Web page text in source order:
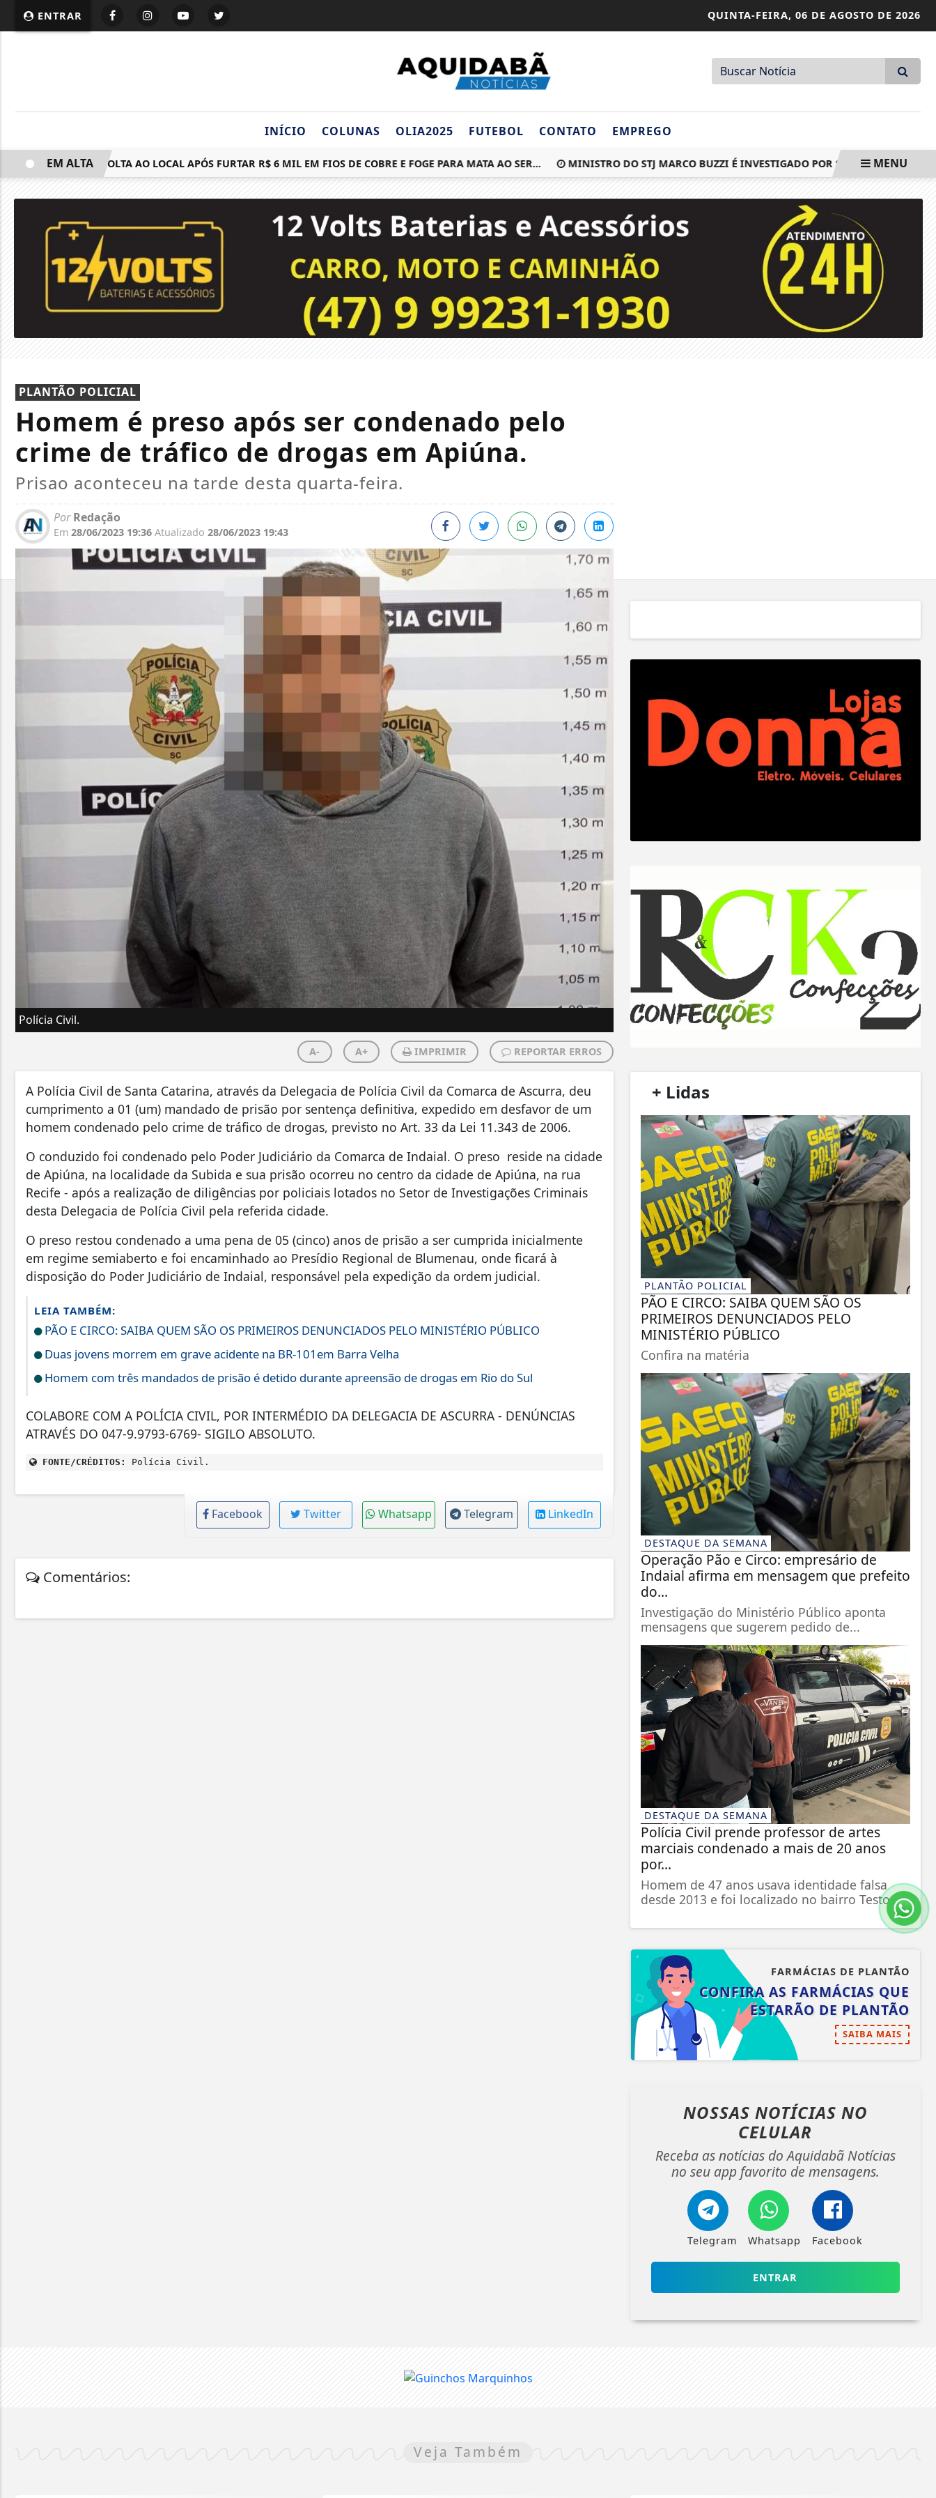
ENTRAR QUINTA-FEIRA, 06 DE AGOSTO DE 2026
INÍCIO COLUNAS OLIA2025 FUTEBOL CONTATO EMPREGO
SUSPEITO VOLTA AO LOCAL APÓS FURTAR R$ 6 MIL EM FIOS DE COBRE E FOGE PARA MATA AO SER... MINISTRO DO STJ MARCO BUZZI É INVESTIGADO POR SUSPEITAS DE VENDA DE
EM ALTA MENU
PLANTÃO POLICIAL
Homem é preso após ser condenado pelo
crime de tráfico de drogas em Apiúna.
Prisao aconteceu na tarde desta quarta-feira.
PorRedação
Em 28/06/2023 19:36 Atualizado 28/06/2023 19:43
Polícia Civil.
A- A+ IMPRIMIR REPORTAR ERROS
A Polícia Civil de Santa Catarina, através da Delegacia de Polícia Civil da Comarca de Ascurra, deu
cumprimento a 01 (um) mandado de prisão por sentença definitiva, expedido em desfavor de um
homem condenado pelo crime de tráfico de drogas, previsto no Art. 33 da Lei 11.343 de 2006.
O conduzido foi condenado pelo Poder Judiciário da Comarca de Indaial. O preso reside na cidade
de Apiúna, na localidade da Subida e sua prisão ocorreu no centro da cidade de Apiúna, na rua
Recife - após a realização de diligências por policiais lotados no Setor de Investigações Criminais
desta Delegacia de Polícia Civil pela referida cidade.
O preso restou condenado a uma pena de 05 (cinco) anos de prisão a ser cumprida inicialmente
em regime semiaberto e foi encaminhado ao Presídio Regional de Blumenau, onde ficará à
disposição do Poder Judiciário de Indaial, responsável pela expedição da ordem judicial.
LEIA TAMBÉM:
PÃO E CIRCO: SAIBA QUEM SÃO OS PRIMEIROS DENUNCIADOS PELO MINISTÉRIO PÚBLICO
Duas jovens morrem em grave acidente na BR-101em Barra Velha
Homem com três mandados de prisão é detido durante apreensão de drogas em Rio do Sul
COLABORE COM A POLÍCIA CIVIL, POR INTERMÉDIO DA DELEGACIA DE ASCURRA - DENÚNCIAS
ATRAVÉS DO 047-9.9793-6769- SIGILO ABSOLUTO.
FONTE/CRÉDITOS: Polícia Civil.
Facebook Twitter Whatsapp Telegram LinkedIn
Comentários:
+ Lidas
PLANTÃO POLICIAL
PÃO E CIRCO: SAIBA QUEM SÃO OS
PRIMEIROS DENUNCIADOS PELO
MINISTÉRIO PÚBLICO
Confira na matéria
DESTAQUE DA SEMANA
Operação Pão e Circo: empresário de
Indaial afirma em mensagem que prefeito
do...
Investigação do Ministério Público aponta
mensagens que sugerem pedido de...
DESTAQUE DA SEMANA
Polícia Civil prende professor de artes
marciais condenado a mais de 20 anos
por...
Homem de 47 anos usava identidade falsa
desde 2013 e foi localizado no bairro Testo...
FARMÁCIAS DE PLANTÃO
CONFIRA AS FARMÁCIAS QUE
ESTARÃO DE PLANTÃO
SAIBA MAIS
NOSSAS NOTÍCIAS NO
CELULAR
Receba as notícias do Aquidabã Notícias
no seu app favorito de mensagens.
Telegram Whatsapp Facebook
ENTRAR
Veja Também